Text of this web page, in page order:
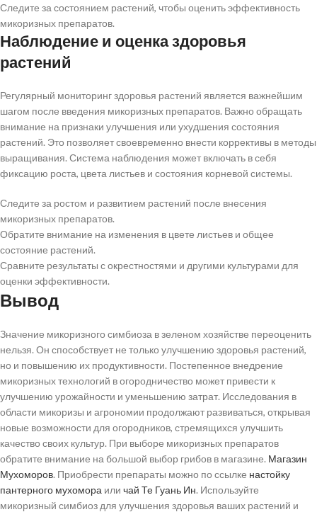
Следите за состоянием растений, чтобы оценить эффективность
микоризных препаратов.
Наблюдение и оценка здоровья
растений
Регулярный мониторинг здоровья растений является важнейшим
шагом после введения микоризных препаратов. Важно обращать
внимание на признаки улучшения или ухудшения состояния
растений. Это позволяет своевременно внести коррективы в методы
выращивания. Система наблюдения может включать в себя
фиксацию роста, цвета листьев и состояния корневой системы.
Следите за ростом и развитием растений после внесения
микоризных препаратов.
Обратите внимание на изменения в цвете листьев и общее
состояние растений.
Сравните результаты с окрестностями и другими культурами для
оценки эффективности.
Вывод
Значение микоризного симбиоза в зеленом хозяйстве переоценить
нельзя. Он способствует не только улучшению здоровья растений,
но и повышению их продуктивности. Постепенное внедрение
микоризных технологий в огородничество может привести к
улучшению урожайности и уменьшению затрат. Исследования в
области микоризы и агрономии продолжают развиваться, открывая
новые возможности для огородников, стремящихся улучшить
качество своих культур. При выборе микоризных препаратов
обратите внимание на большой выбор грибов в магазине. Магазин
Мухоморов. Приобрести препараты можно по ссылке настойку
пантерного мухомора или чай Те Гуань Ин. Используйте
микоризный симбиоз для улучшения здоровья ваших растений и